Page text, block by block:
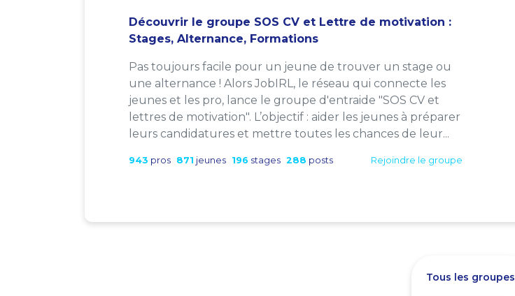
Découvrir le groupe SOS CV et Lettre de motivation :
Stages, Alternance, Formations
Pas toujours facile pour un jeune de trouver un stage ou
une alternance ! Alors JobIRL, le réseau qui connecte les
jeunes et les pro, lance le groupe d'entraide "SOS CV et
lettres de motivation". L’objectif : aider les jeunes à préparer
leurs candidatures et mettre toutes les chances de leur...
943 pros 871 jeunes 196 stages 288 posts Rejoindre le groupe
Tous les groupes